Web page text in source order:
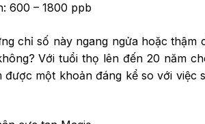
600 – 1800 ppb
chỉ số này ngang ngửa hoặc
Với tuổi thọ lên đến 20 năm
được một khoản đáng kể so với việc